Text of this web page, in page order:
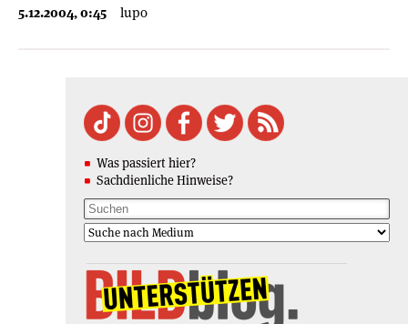
5.12.2004, 0:45 lupo
Was passiert hier?
Sachdienliche Hinweise?